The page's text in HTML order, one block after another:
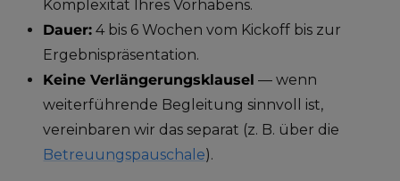
Komplexität Ihres Vorhabens.
Dauer: 4 bis 6 Wochen vom Kickoff bis zur
Ergebnispräsentation.
Keine Verlängerungsklausel — wenn
weiterführende Begleitung sinnvoll ist,
vereinbaren wir das separat (z. B. über die
Betreuungspauschale).